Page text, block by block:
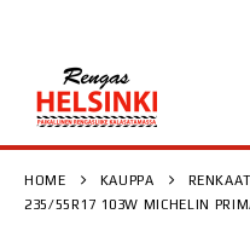
HOME KAUPPA
235/55R17 103W MICHELIN